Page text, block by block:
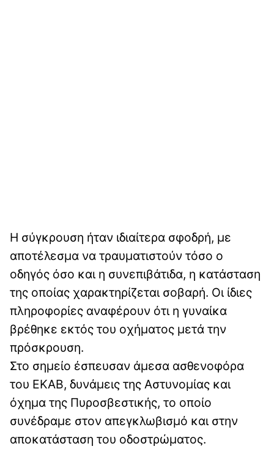
Η σύγκρουση ήταν ιδιαίτερα σφοδρή, με
αποτέλεσμα να τραυματιστούν τόσο ο
οδηγός όσο και η συνεπιβάτιδα, η κατάσταση
της οποίας χαρακτηρίζεται σοβαρή. Οι ίδιες
πληροφορίες αναφέρουν ότι η γυναίκα
βρέθηκε εκτός του οχήματος μετά την
πρόσκρουση.
Στο σημείο έσπευσαν άμεσα ασθενοφόρα
του ΕΚΑΒ, δυνάμεις της Αστυνομίας και
όχημα της Πυροσβεστικής, το οποίο
συνέδραμε στον απεγκλωβισμό και στην
αποκατάσταση του οδοστρώματος.